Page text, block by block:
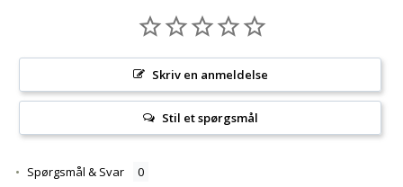
Skriv en anmeldelse
Stil et spørgsmål
Spørgsmål & Svar